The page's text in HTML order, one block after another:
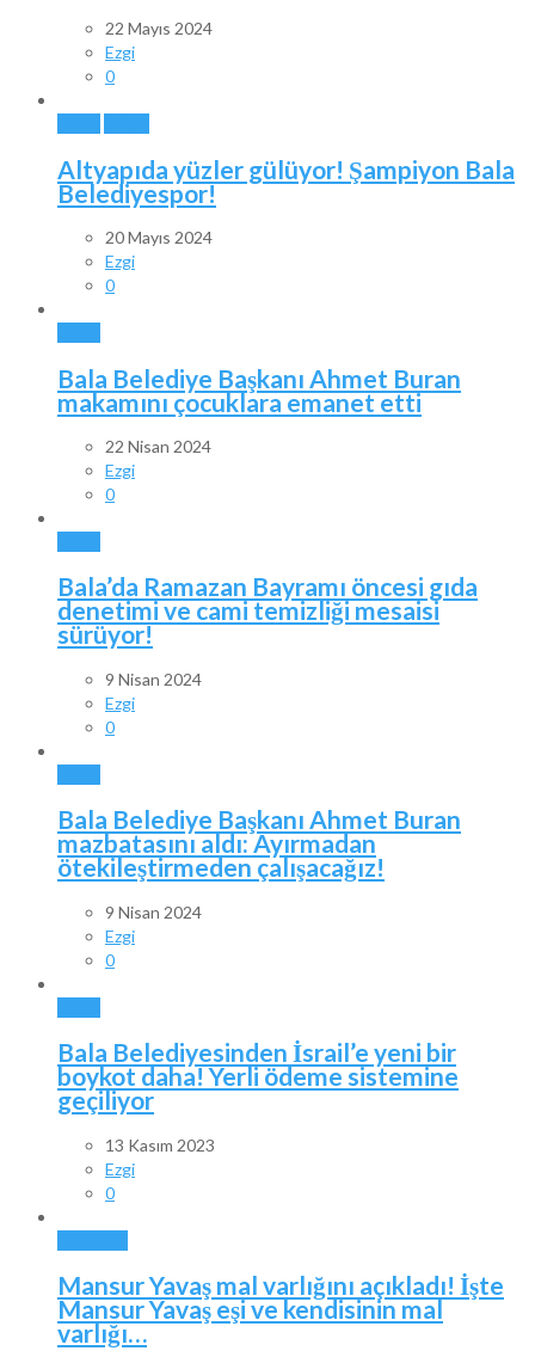
22 Mayıs 2024
Ezgi
0
Altyapıda yüzler gülüyor! Şampiyon Bala
Belediyespor!
20 Mayıs 2024
Ezgi
0
Bala Belediye Başkanı Ahmet Buran
makamını çocuklara emanet etti
22 Nisan 2024
Ezgi
0
Bala’da Ramazan Bayramı öncesi gıda
denetimi ve cami temizliği mesaisi
sürüyor!
9 Nisan 2024
Ezgi
0
Bala Belediye Başkanı Ahmet Buran
mazbatasını aldı: Ayırmadan
ötekileştirmeden çalışacağız!
9 Nisan 2024
Ezgi
0
Bala Belediyesinden İsrail’e yeni bir
boykot daha! Yerli ödeme sistemine
geçiliyor
13 Kasım 2023
Ezgi
0
Mansur Yavaş mal varlığını açıkladı! İşte
Mansur Yavaş eşi ve kendisinin mal
varlığı…